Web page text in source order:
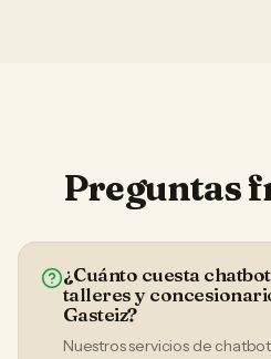
Preguntas
¿Cuánto cuesta
talleres y
Gasteiz?
Nuestros servicios de